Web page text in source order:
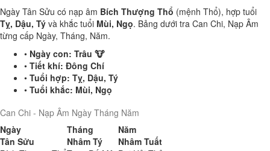
Ngày Tân Sửu có nạp âm Bích Thượng Thổ (mệnh Thổ), hợp tuổi
Tỵ, Dậu, Tý và khắc tuổi Mùi, Ngọ. Bảng dưới tra Can Chi, Nạp Âm
từng cấp Ngày, Tháng, Năm.
• Ngày con: Trâu 🐮
• Tiết khí: Đông Chí
• Tuổi hợp: Tỵ, Dậu, Tý
• Tuổi khắc: Mùi, Ngọ
Can Chi - Nạp Âm Ngày Tháng Năm
Ngày
Tháng
Năm
Tân Sửu
Nhâm Tý
Nhâm Tuất